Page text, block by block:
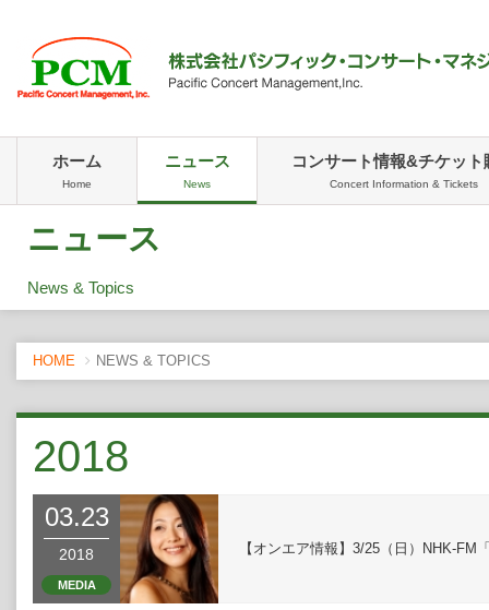
ホーム
Home
ニュース
News
コンサート情報&チケット
Concert Information & Tickets
ニュース
News & Topics
HOME NEWS & TOPICS
2018
03.23
2018
MEDIA
【オンエア情報】3/25（日）NHK-FM